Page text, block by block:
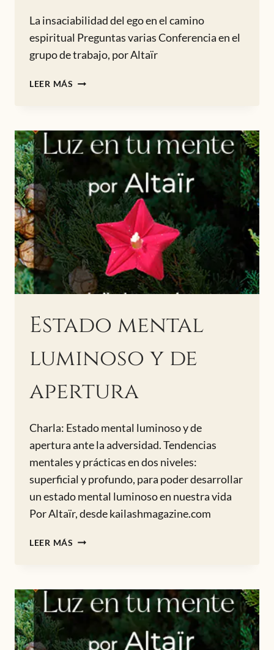
La insaciabilidad del ego en el camino
espiritual Preguntas varias Conferencia en el
grupo de trabajo, por Altaïr
LEER MÁS LA
EN
EL
CAMINO
ESPIRITUAL
Estado mental
luminoso y de
apertura
Charla: Estado mental luminoso y de
apertura ante la adversidad. Tendencias
mentales y prácticas en dos niveles:
superficial y profundo, para poder desarrollar
un estado mental luminoso en nuestra vida
Por Altaïr, desde kailashmagazine.com
LEER MÁS ESTADO
DE
APERTURA